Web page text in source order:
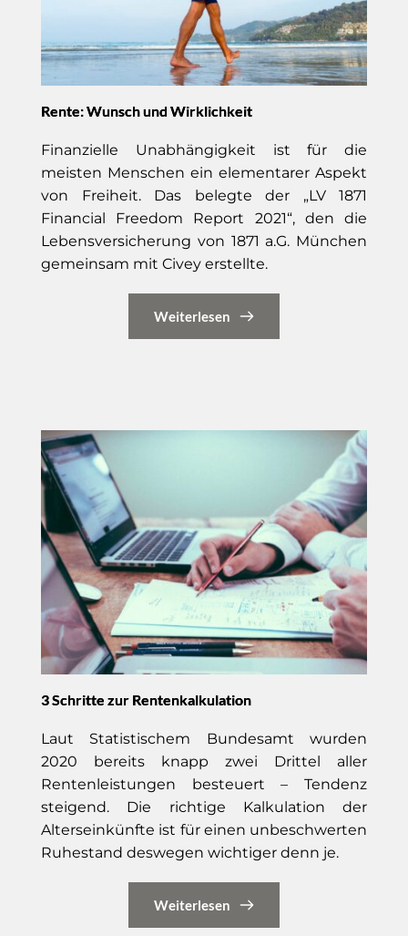
Rente: Wunsch und Wirklichkeit
Finanzielle Unabhängigkeit ist für die
meisten Menschen ein elementarer Aspekt
von Freiheit. Das belegte der „LV 1871
Financial Freedom Report 2021“, den die
Lebensversicherung von 1871 a.G. München
gemeinsam mit Civey erstellte.
Weiterlesen
3 Schritte zur Rentenkalkulation
Laut Statistischem Bundesamt wurden
2020 bereits knapp zwei Drittel aller
Rentenleistungen besteuert – Tendenz
steigend. Die richtige Kalkulation der
Alterseinkünfte ist für einen unbeschwerten
Ruhestand deswegen wichtiger denn je.
Weiterlesen